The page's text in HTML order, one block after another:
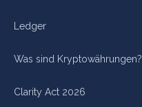
Ledger
Was sind Kryptowährungen?
Clarity Act 2026